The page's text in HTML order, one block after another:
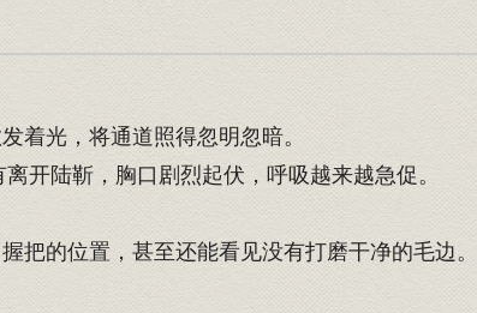
着光，将通道照得忽明忽暗。
开陆靳，胸口剧烈起伏，呼吸越来越急促。
的位置，甚至还能看见没有打磨干净的毛边。